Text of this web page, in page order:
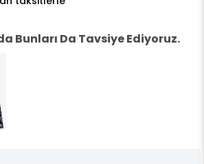
Bunları Da Tavsiye Ediyoruz.